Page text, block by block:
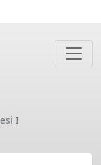
I